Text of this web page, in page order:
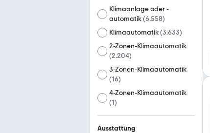
Klimaanlage oder -
automatik(6.558)
Klimaautomatik(3.633)
2-Zonen-Klimaautomatik
(2.204)
3-Zonen-Klimaautomatik
(16)
4-Zonen-Klimaautomatik
(1)
Ausstattung